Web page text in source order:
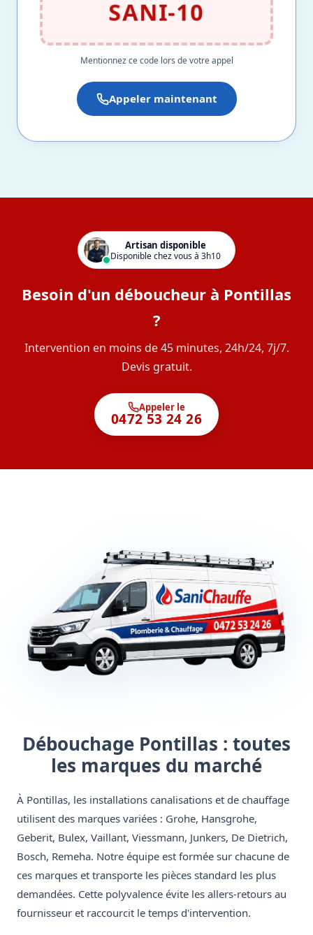
SANI-10
Mentionnez ce code lors de votre appel
Appeler maintenant
Artisan disponible
Disponible chez vous à 3h10
Besoin d'un déboucheur à Pontillas
?
Intervention en moins de 45 minutes, 24h/24, 7j/7.
Devis gratuit.
Appeler le
0472 53 24 26
Débouchage Pontillas : toutes
les marques du marché
À Pontillas, les installations canalisations et de chauffage
utilisent des marques variées : Grohe, Hansgrohe,
Geberit, Bulex, Vaillant, Viessmann, Junkers, De Dietrich,
Bosch, Remeha. Notre équipe est formée sur chacune de
ces marques et transporte les pièces standard les plus
demandées. Cette polyvalence évite les allers-retours au
fournisseur et raccourcit le temps d'intervention.